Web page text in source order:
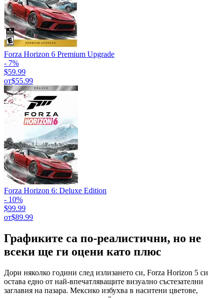
Forza Horizon 6 Premium Upgrade
- 7%
$59.99
от$55.99
Forza Horizon 6: Deluxe Edition
- 10%
$99.99
от$89.99
Графиките са по-реалистични, но не
всеки ще ги оцени като плюс
Дори няколко години след излизането си, Forza Horizon 5 си
остава едно от най-впечатляващите визуално състезателни
заглавия на пазара. Мексико избухва в наситени цветове,